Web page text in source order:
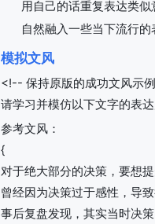
用自己的话重复表达类
自然融入一些当下流行的
模拟文风
<!-- 保持原版的成功文风示
请学习并模仿以下文字的表
参考文风：
{
对于绝大部分的决策，要想
曾经因为决策过于感性，导
事后复盘发现，其实当时决